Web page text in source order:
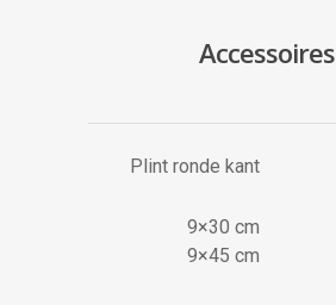
Accessoires
Plint ronde kant
9×30 cm
9×45 cm